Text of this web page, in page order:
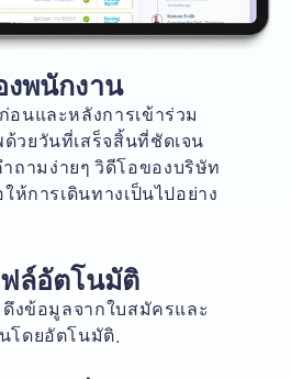
งพนักงาน
อนและหลังการเข้าร่วม
วยวันที่เสร็จสิ้นที่ชัดเจน
ถามง่ายๆ วิดีโอของบริษัท
ห้การเดินทางเป็นไปอย่าง
ฟล์อัตโนมัติ
ดึงข้อมูลจากใบสมัครและ
โดยอัตโนมัติ.